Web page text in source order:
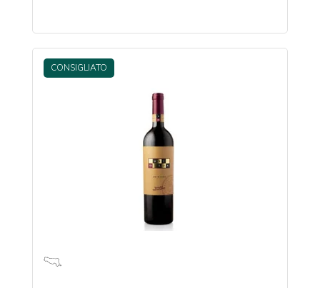
CONSIGLIATO